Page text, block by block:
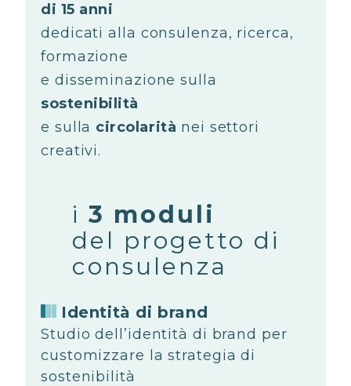
di 15 anni
dedicati alla consulenza, ricerca,
formazione
e disseminazione sulla
sostenibilità
e sulla circolarità nei settori
creativi.
i 3 moduli
del progetto di
consulenza
Identità di brand
Studio dell’identità di brand per
customizzare la strategia di
sostenibilità